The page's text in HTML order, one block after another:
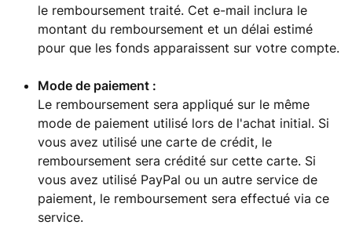
le remboursement traité. Cet e-mail inclura le
montant du remboursement et un délai estimé
pour que les fonds apparaissent sur votre compte.
Mode de paiement :
Le remboursement sera appliqué sur le même
mode de paiement utilisé lors de l'achat initial. Si
vous avez utilisé une carte de crédit, le
remboursement sera crédité sur cette carte. Si
vous avez utilisé PayPal ou un autre service de
paiement, le remboursement sera effectué via ce
service.